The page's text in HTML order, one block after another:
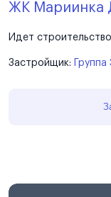
ЖК Мариинка
Идет
Застройщик: